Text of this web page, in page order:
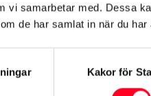
vi samarbetar med. Dessa
de har samlat in när du
Kakor för